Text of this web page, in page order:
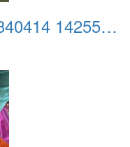
459983178 545458281340414 1425535462840438256 n